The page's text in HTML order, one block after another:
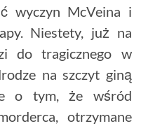
wyczyn McVeina i
Niestety, już na
do tragicznego w
na szczyt giną
o tym, że wśród
otrzymane